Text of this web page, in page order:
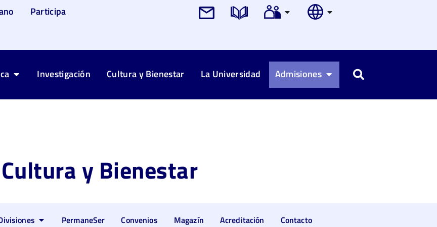
Participa
Investigación Cultura y Bienestar La Universidad Admisiones Buscar
y Bienestar
PermaneSer Convenios Magazín Acreditación Contacto